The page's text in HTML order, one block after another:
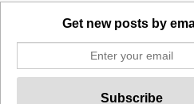
Get new posts by